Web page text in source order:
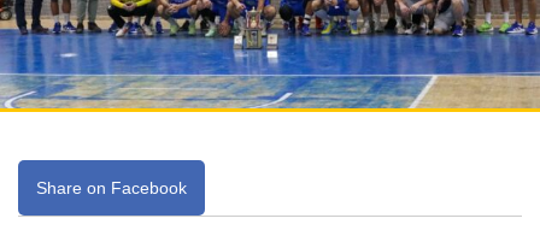
Share on Facebook